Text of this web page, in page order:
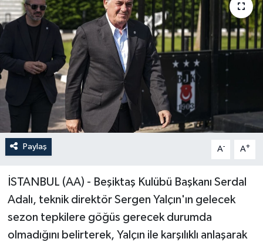
Paylaş A- A+
İSTANBUL (AA) - Beşiktaş Kulübü Başkanı Serdal
Adalı, teknik direktör Sergen Yalçın'ın gelecek
sezon tepkilere göğüs gerecek durumda
olmadığını belirterek, Yalçın ile karşılıklı anlaşarak
SPOR
YAŞAM
Yerel